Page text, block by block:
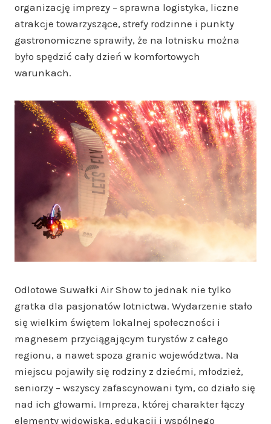
organizację imprezy – sprawna logistyka, liczne
atrakcje towarzyszące, strefy rodzinne i punkty
gastronomiczne sprawiły, że na lotnisku można
było spędzić cały dzień w komfortowych
warunkach.
Odlotowe Suwałki Air Show to jednak nie tylko
gratka dla pasjonatów lotnictwa. Wydarzenie stało
się wielkim świętem lokalnej społeczności i
magnesem przyciągającym turystów z całego
regionu, a nawet spoza granic województwa. Na
miejscu pojawiły się rodziny z dziećmi, młodzież,
seniorzy – wszyscy zafascynowani tym, co działo się
nad ich głowami. Impreza, której charakter łączy
elementy widowiska, edukacji i wspólnego